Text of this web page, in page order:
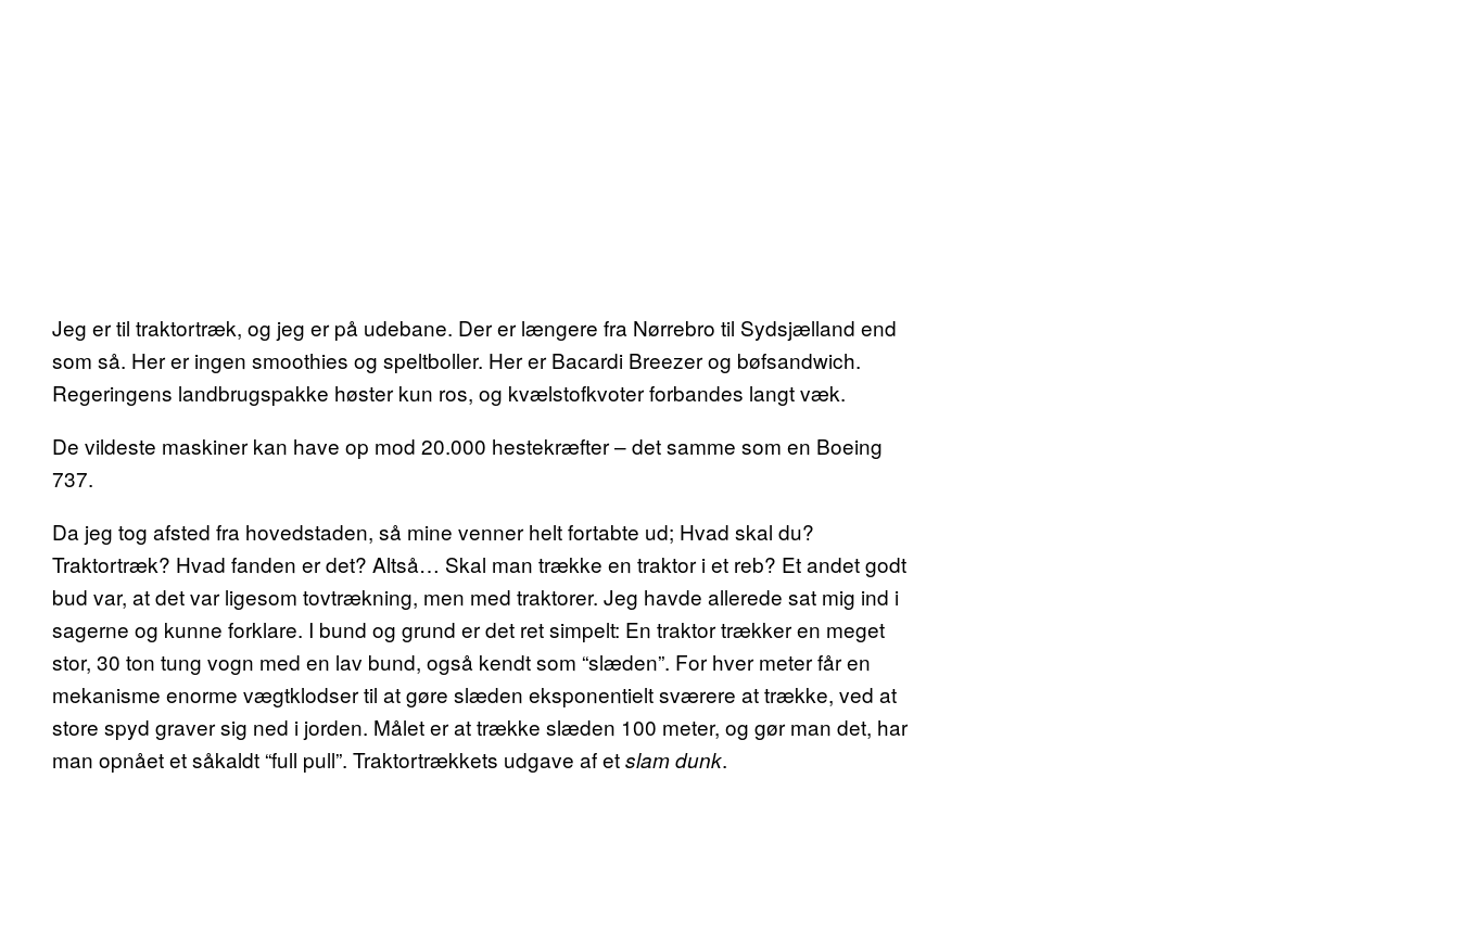
Jeg er til traktortræk, og jeg er på udebane. Der er længere fra Nørrebro til Sydsjælland end
som så. Her er ingen smoothies og speltboller. Her er Bacardi Breezer og bøfsandwich.
Regeringens landbrugspakke høster kun ros, og kvælstofkvoter forbandes langt væk.
De vildeste maskiner kan have op mod 20.000 hestekræfter – det samme som en Boeing
737.
Da jeg tog afsted fra hovedstaden, så mine venner helt fortabte ud; Hvad skal du?
Traktortræk? Hvad fanden er det? Altså… Skal man trække en traktor i et reb? Et andet godt
bud var, at det var ligesom tovtrækning, men med traktorer. Jeg havde allerede sat mig ind i
sagerne og kunne forklare. I bund og grund er det ret simpelt: En traktor trækker en meget
stor, 30 ton tung vogn med en lav bund, også kendt som “slæden”. For hver meter får en
mekanisme enorme vægtklodser til at gøre slæden eksponentielt sværere at trække, ved at
store spyd graver sig ned i jorden. Målet er at trække slæden 100 meter, og gør man det, har
man opnået et såkaldt “full pull”. Traktortrækkets udgave af etslam dunk.